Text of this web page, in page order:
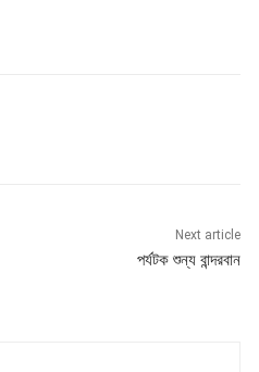
Next article
পর্যটক শুন্য বান্দরবান